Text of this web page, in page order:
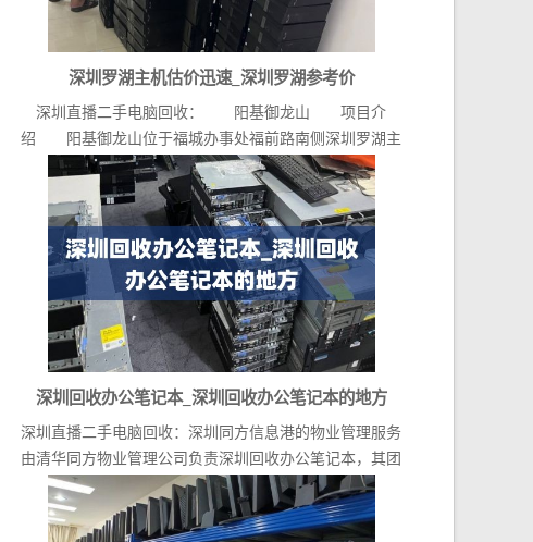
深圳罗湖主机估价迅速_深圳罗湖参考价
深圳直播二手电脑回收： 阳基御龙山 项目介
绍 阳基御龙山位于福城办事处福前路南侧深圳罗湖主
机估价...
深圳回收办公笔记本_深圳回收办公笔记本的地方
深圳直播二手电脑回收：深圳同方信息港的物业管理服务
由清华同方物业管理公司负责深圳回收办公笔记本，其团
队...